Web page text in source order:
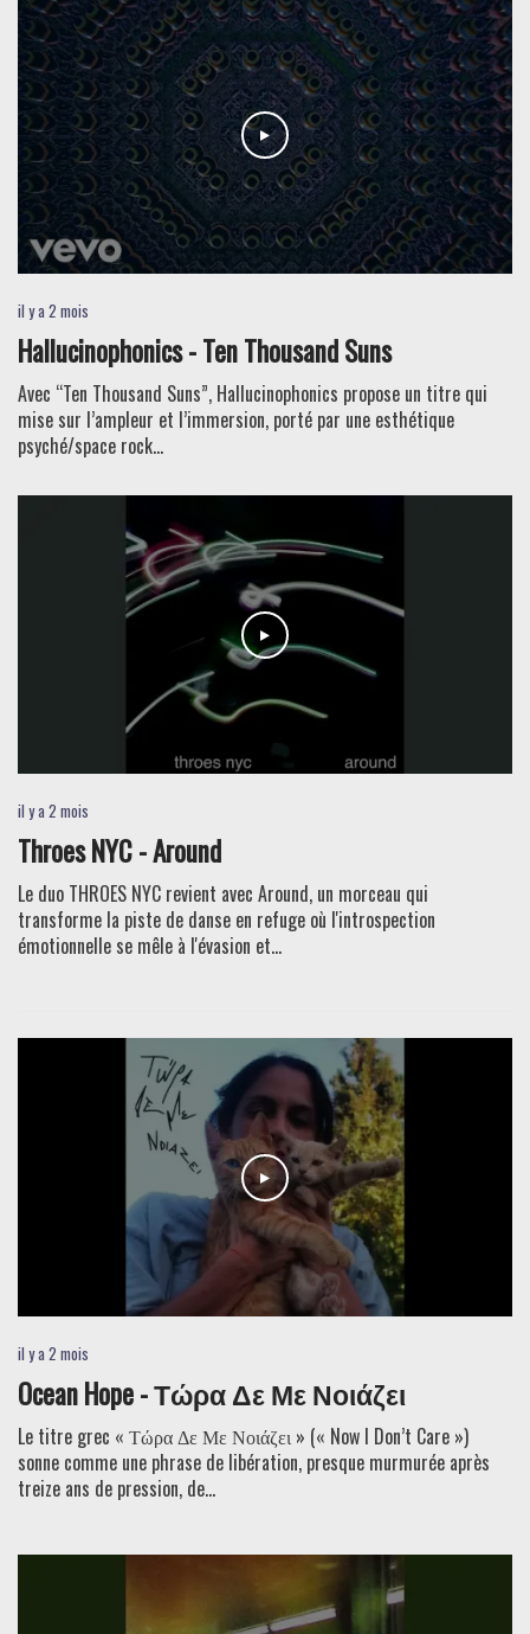
il y a 2 mois
Hallucinophonics - Ten Thousand Suns
Avec “Ten Thousand Suns”, Hallucinophonics propose un titre qui
mise sur l’ampleur et l’immersion, porté par une esthétique
psyché/space rock...
il y a 2 mois
Throes NYC - Around
Le duo THROES NYC revient avec Around, un morceau qui
transforme la piste de danse en refuge où l'introspection
émotionnelle se mêle à l'évasion et...
il y a 2 mois
Ocean Hope - Τώρα Δε Με Νοιάζει
Le titre grec « Τώρα Δε Με Νοιάζει » (« Now I Don’t Care »)
sonne comme une phrase de libération, presque murmurée après
treize ans de pression, de...